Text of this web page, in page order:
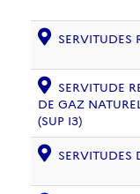
SERVITUDES
SERVITUDE
DE GAZ
(SUP I3)
SERVITUDES